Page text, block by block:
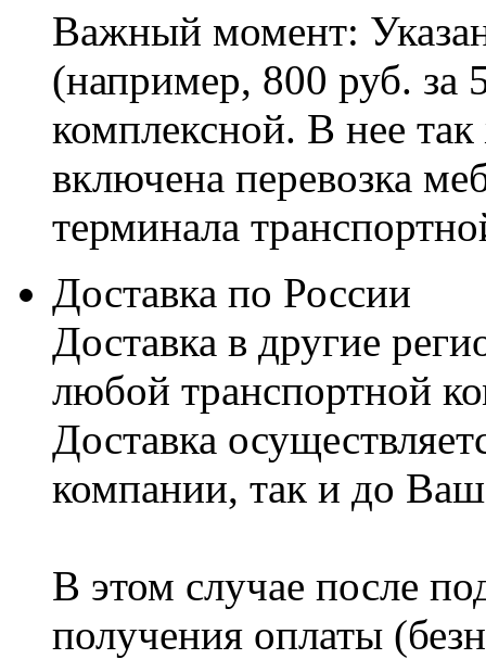
Важный момент:
(например, 800 руб. за
комплексной. В нее
включена перевозка
терминала
Доставка по России
Доставка в другие
любой транспортной
Доставка
компании, так и до
В этом случае после
получения оплаты